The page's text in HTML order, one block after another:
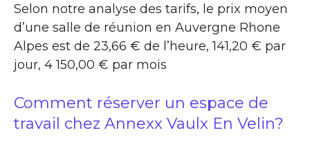
Selon notre analyse des tarifs, le prix moyen
d’une salle de réunion en Auvergne Rhone
Alpes est de 23,66 € de l’heure, 141,20 € par
jour, 4 150,00 € par mois
Comment réserver un espace de
travail chez Annexx Vaulx En Velin?